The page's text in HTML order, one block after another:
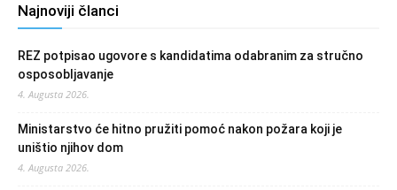
Najnoviji članci
REZ potpisao ugovore s kandidatima odabranim za stručno
osposobljavanje
4. Augusta 2026.
Ministarstvo će hitno pružiti pomoć nakon požara koji je
uništio njihov dom
4. Augusta 2026.